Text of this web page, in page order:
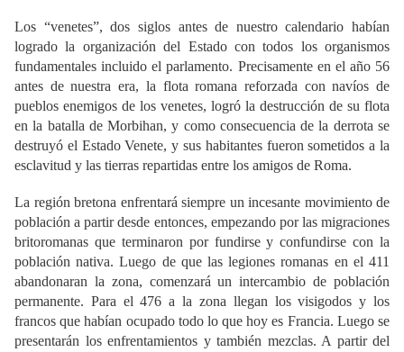
Los “venetes”, dos siglos antes de nuestro calendario habían
logrado la organización del Estado con todos los organismos
fundamentales incluido el parlamento. Precisamente en el año 56
antes de nuestra era, la flota romana reforzada con navíos de
pueblos enemigos de los venetes, logró la destrucción de su flota
en la batalla de Morbihan, y como consecuencia de la derrota se
destruyó el Estado Venete, y sus habitantes fueron sometidos a la
esclavitud y las tierras repartidas entre los amigos de Roma.
La región bretona enfrentará siempre un incesante movimiento de
población a partir desde entonces, empezando por las migraciones
britoromanas que terminaron por fundirse y confundirse con la
población nativa. Luego de que las legiones romanas en el 411
abandonaran la zona, comenzará un intercambio de población
permanente. Para el 476 a la zona llegan los visigodos y los
francos que habían ocupado todo lo que hoy es Francia. Luego se
presentarán los enfrentamientos y también mezclas. A partir del